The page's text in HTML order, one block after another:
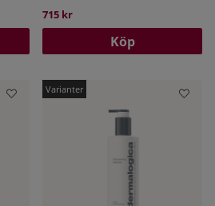
715 kr
Köp